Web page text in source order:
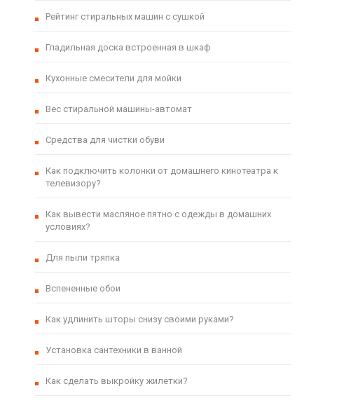
Рейтинг стиральных машин с сушкой
Гладильная доска встроенная в шкаф
Кухонные смесители для мойки
Вес стиральной машины-автомат
Средства для чистки обуви
Как подключить колонки от домашнего кинотеатра к
телевизору?
Как вывести масляное пятно с одежды в домашних
условиях?
Для пыли тряпка
Вспененные обои
Как удлинить шторы снизу своими руками?
Установка сантехники в ванной
Как сделать выкройку жилетки?